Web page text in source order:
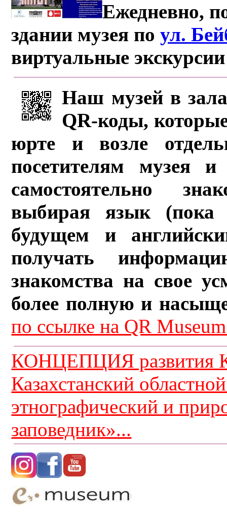
Ежедневно,
здании музея поул.
виртуальные
Наш музей в
QR-коды,
юрте и возле
посетителям музея и
самостоятельно
выбирая язык (пока
будущем и
получать
знакомства на свое
более полную и
по ссылке на QR
КОНЦЕПЦИЯ развития
Казахстанский
этнографический и
заповедник»...